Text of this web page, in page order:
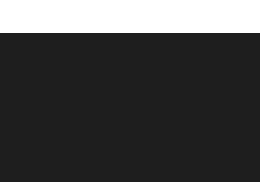
утро у читателей таблоида